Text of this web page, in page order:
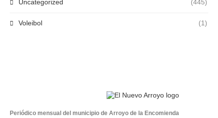
Uncategorized (445)
Voleibol (1)
Periódico mensual del municipio de Arroyo de la Encomienda